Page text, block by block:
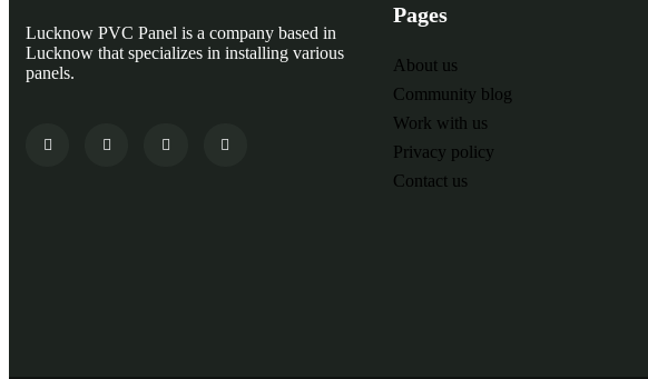
Lucknow PVC Panel is a company based in
Lucknow that specializes in installing various
panels.
Pages
About us
Community blog
Work with us
Privacy policy
Contact us